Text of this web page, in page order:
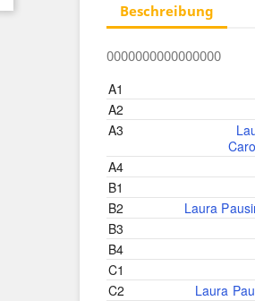
Beschreibung
0000000000000000
A1
A2
A3
A4
B1
B2
Laura
B3
B4
C1
C2
Laura